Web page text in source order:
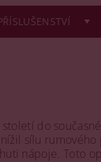
do
sílu
nápoje. Toto